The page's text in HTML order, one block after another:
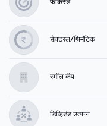
सेक्टरल/थिमॅटिक
स्मॉल कॅप
डिव्हिडंड उत्पन्न